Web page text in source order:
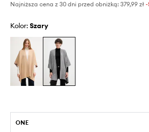
Najniższa cena z 30 dni przed obniżką: 379,99 zł -
Kolor: szary
ONE